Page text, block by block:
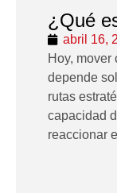
¿Qué
abril 16,
Hoy, mover
depende
rutas
capacidad
reaccionar